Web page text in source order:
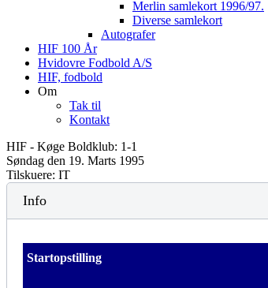
Merlin samlekort 1996/97.
Diverse samlekort
Autografer
HIF 100 År
Hvidovre Fodbold A/S
HIF, fodbold
Om
Tak til
Kontakt
HIF - Køge Boldklub: 1-1
Søndag den 19. Marts 1995
Tilskuere: IT
Info
Startopstilling